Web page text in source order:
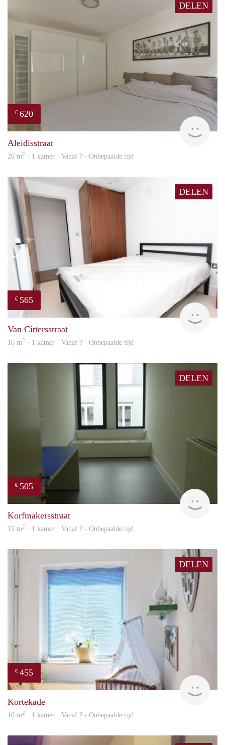
DELEN
€ 620
Aleidisstraat
20 m2 · 1 kamer · Vanaf ? - Onbepaalde tijd
DELEN
€ 565
rent
Van Cittersstraat
16 m2 · 1 kamer · Vanaf ? - Onbepaalde tijd
DELEN
€ 505
Korfmakersstraat
15 m2 · 1 kamer · Vanaf ? - Onbepaalde tijd
DELEN
€ 455
Kortekade
10 m2 · 1 kamer · Vanaf ? - Onbepaalde tijd